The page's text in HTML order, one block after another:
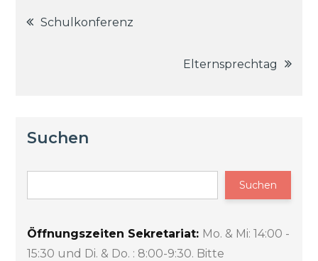
Beitragsnavigation
Schulkonferenz
Elternsprechtag
Suchen
Suchen
Öffnungszeiten Sekretariat: Mo. & Mi: 14:00 -
15:30 und Di. & Do. : 8:00-9:30. Bitte